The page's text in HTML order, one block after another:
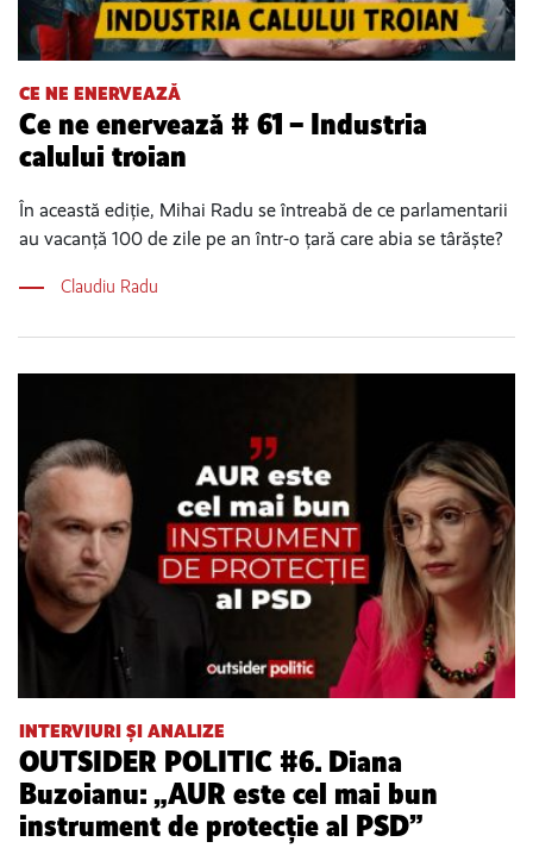
CE NE ENERVEAZĂ
Ce ne enervează # 61 – Industria
calului troian
În această ediție, Mihai Radu se întreabă de ce parlamentarii
au vacanță 100 de zile pe an într-o țară care abia se târăște?
Claudiu Radu
INTERVIURI ȘI ANALIZE
OUTSIDER POLITIC #6. Diana
Buzoianu: „AUR este cel mai bun
instrument de protecție al PSD”